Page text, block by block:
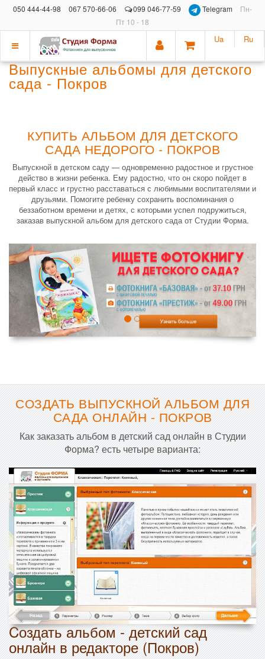
050 444-44-98 067 570-66-06 099 046-77-59 Telegram
Пн-
Пт 10 - 18
Показать
меню
Ua Ru
Выпускные альбомы для детского
сада - Покров
КУПИТЬ АЛЬБОМ ДЛЯ ДЕТСКОГО
САДА НЕДОРОГО - ПОКРОВ
Выпускной в детском саду — одновременно радостное и грустное
действо в жизни ребенка. Ему радостно, что он скоро пойдет в
первый класс и грустно расставаться с любимыми воспитателями и
друзьями. Помогите ребенку сохранить воспоминания о
беззаботном времени и детях, с которыми успел подружиться,
заказав выпускной альбом для детского сада от Студии Форма.
СОЗДАТЬ ВЫПУСКНОЙ АЛЬБОМ ДЛЯ
САДА ОНЛАЙН - ПОКРОВ
Как заказать альбом в детский сад онлайн в Студии
Форма? есть четыре варианта:
Cоздать альбом - детский сад
онлайн в редакторе (Покров)